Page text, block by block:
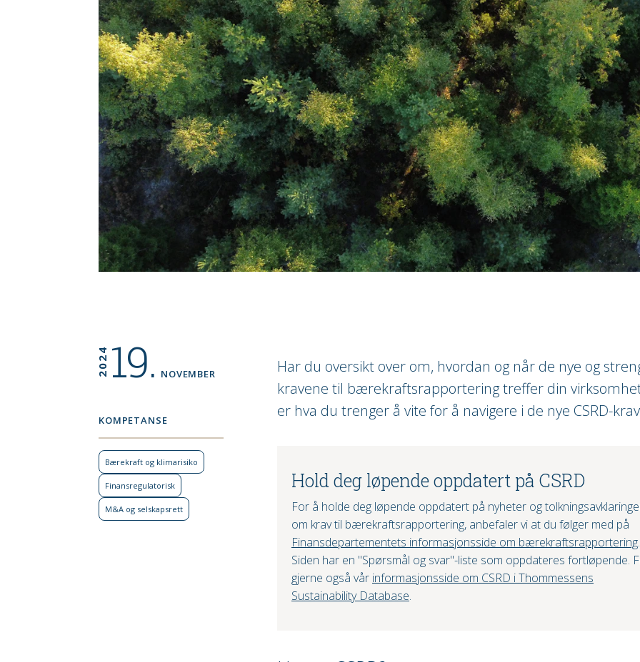
19. NOVEMBER
2024
KOMPETANSE
Bærekraft og klimarisiko
Finans­regulatorisk
M&A og selskapsrett
Har du oversikt over om, hvordan og når de nye og
kravene til bærekraftsrapportering treffer din
er hva du trenger å vite for å navigere i de nye CSRD-
Hold deg løpende oppdatert på CSRD
For å holde deg løpende oppdatert på nyheter og
om krav til bærekraftsrapportering, anbefaler vi at du følger med på
Finansdepartementets informasjonsside om bærekraftsrapportering.
Siden har en "Spørsmål og svar"-liste som oppdateres fortløpende.
gjerne også vår informasjonsside om CSRD i Thommessens
Sustainability Database.